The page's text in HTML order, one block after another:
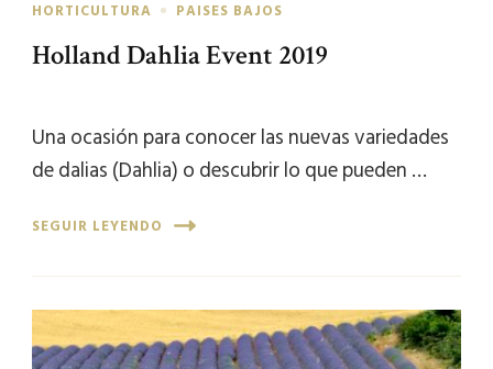
HORTICULTURA
PAISES BAJOS
Holland Dahlia Event 2019
Una ocasión para conocer las nuevas variedades
de dalias (Dahlia) o descubrir lo que pueden …
SEGUIR LEYENDO